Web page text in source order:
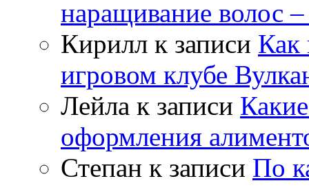
наращивание волос
Кирилл к записи Как
игровом клубе
Лейла к записи
оформления
Степан к записи По